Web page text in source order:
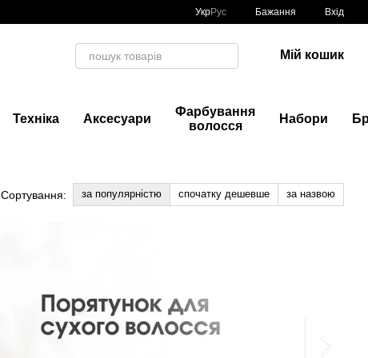
УкрРус Бажання Вхід
Мій кошик
Техніка Аксесуари
Фарбування
волосся
Набори
Сортування: за популярністю спочатку дешевше за назвою